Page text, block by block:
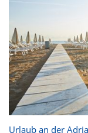
Urlaub an der